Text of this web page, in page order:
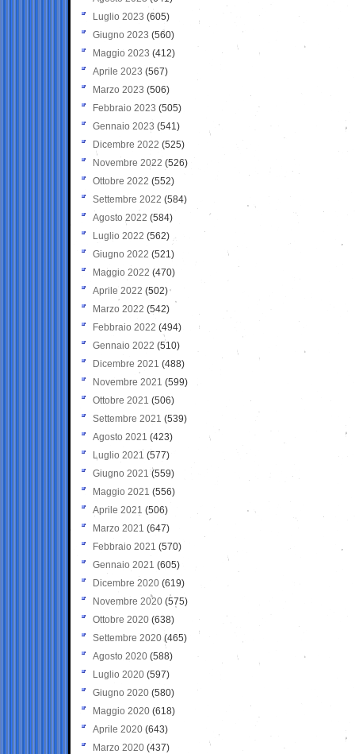
Luglio 2023 (605)
Giugno 2023 (560)
Maggio 2023 (412)
Aprile 2023 (567)
Marzo 2023 (506)
Febbraio 2023 (505)
Gennaio 2023 (541)
Dicembre 2022 (525)
Novembre 2022 (526)
Ottobre 2022 (552)
Settembre 2022 (584)
Agosto 2022 (584)
Luglio 2022 (562)
Giugno 2022 (521)
Maggio 2022 (470)
Aprile 2022 (502)
Marzo 2022 (542)
Febbraio 2022 (494)
Gennaio 2022 (510)
Dicembre 2021 (488)
Novembre 2021 (599)
Ottobre 2021 (506)
Settembre 2021 (539)
Agosto 2021 (423)
Luglio 2021 (577)
Giugno 2021(559)
Maggio 2021 (556)
Aprile 2021 (506)
Marzo 2021 (647)
Febbraio 2021 (570)
Gennaio 2021 (605)
Dicembre 2020 (619)
Novembre 2020 (575)
Ottobre 2020 (638)
Settembre 2020(465)
Agosto 2020 (588)
Luglio 2020 (597)
Giugno 2020 (580)
Maggio 2020 (618)
Aprile 2020 (643)
Marzo 2020 (437)